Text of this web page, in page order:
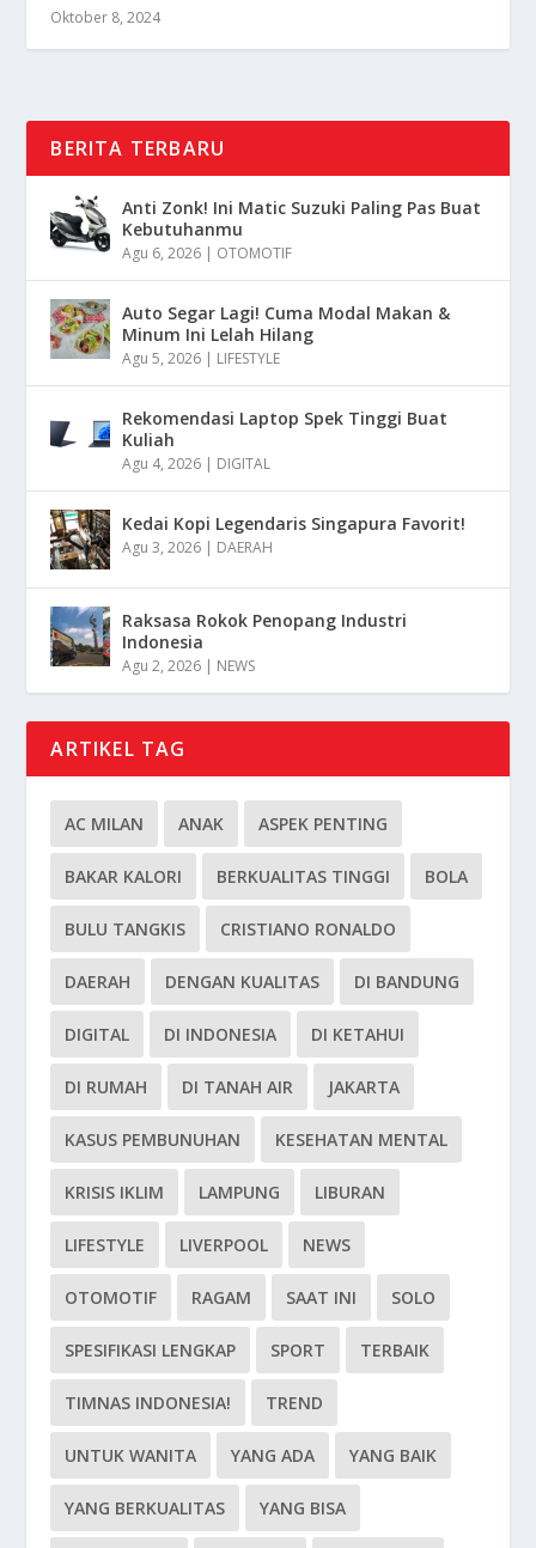
Oktober 8, 2024
BERITA TERBARU
Anti Zonk! Ini Matic Suzuki Paling Pas Buat
Kebutuhanmu
Agu 6, 2026 | OTOMOTIF
Auto Segar Lagi! Cuma Modal Makan &
Minum Ini Lelah Hilang
Agu 5, 2026 | LIFESTYLE
Rekomendasi Laptop Spek Tinggi Buat
Kuliah
Agu 4, 2026 | DIGITAL
Kedai Kopi Legendaris Singapura Favorit!
Agu 3, 2026 | DAERAH
Raksasa Rokok Penopang Industri
Indonesia
Agu 2, 2026 | NEWS
ARTIKEL TAG
AC MILAN ANAK ASPEK PENTING
BAKAR KALORI BERKUALITAS TINGGI BOLA
BULU TANGKIS CRISTIANO RONALDO
DAERAH DENGAN KUALITAS DI BANDUNG
DIGITAL DI INDONESIA DI KETAHUI
DI RUMAH DI TANAH AIR JAKARTA
KASUS PEMBUNUHAN KESEHATAN MENTAL
KRISIS IKLIM LAMPUNG LIBURAN
LIFESTYLE LIVERPOOL NEWS
OTOMOTIF RAGAM SAAT INI SOLO
SPESIFIKASI LENGKAP SPORT TERBAIK
TIMNAS INDONESIA! TREND
UNTUK WANITA YANG ADA YANG BAIK
YANG BERKUALITAS YANG BISA